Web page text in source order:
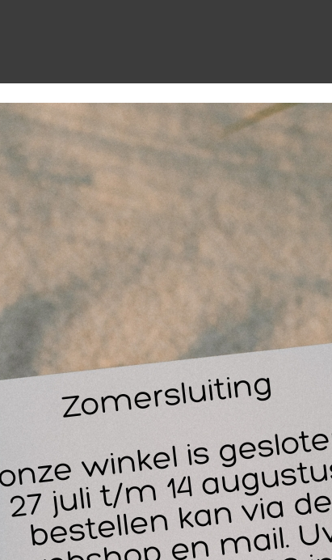
Hekamed Soft Nitrile
onderzoekshandschoenen
De Hekamed Soft Nitrile handschoenen zijn niet-
ontworpen om optimale bescherming te bieden. Ze
lichaamsvloeistoffen zoals bloed en speeksel,
nitrile handschoenen geschikt voor contact met
gezondheidszorg als de voedingsindustrie.
Eigenschappen en
handschoenen: